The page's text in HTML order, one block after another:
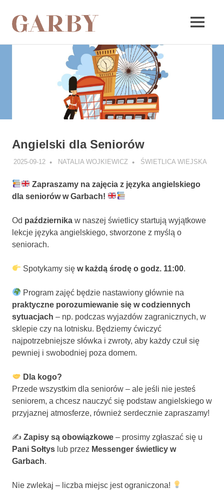
MENU
Angielski dla Seniorów
2025-09-12 NATALIA WOJKIEWICZ ŚWIETLICA WIEJSKA
Zapraszamy na zajęcia z języka angielskiego
dla seniorów w Garbach!
Od października w naszej świetlicy startują wyjątkowe
lekcje języka angielskiego, stworzone z myślą o
seniorach.
Spotykamy sięw każdą środę o godz. 11:00.
Program zajęć będzie nastawiony głównie na
praktyczne porozumiewanie się w codziennych
sytuacjach – np. podczas wyjazdów zagranicznych, w
sklepie czy na lotnisku. Będziemy ćwiczyć
najpotrzebniejsze słówka i zwroty, aby każdy czuł się
pewniej i swobodniej poza domem.
Dla kogo?
Przede wszystkim dla seniorów – ale jeśli nie jesteś
seniorem, a chcesz nauczyć się podstaw angielskiego w
przyjaznej atmosferze, również serdecznie zapraszamy!
✍️ Zapisy są obowiązkowe – prosimy zgłaszać się u
Pani Sołtys lub przez Messenger świetlicy w
Garbach.
Nie zwlekaj – liczba miejsc jest ograniczona!